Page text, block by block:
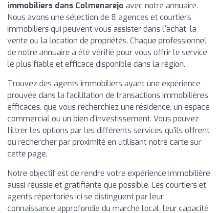
immobiliers dans Colmenarejo avec notre annuaire.
Nous avons une sélection de 8 agences et courtiers
immobiliers qui peuvent vous assister dans l'achat, la
vente ou la location de propriétés. Chaque professionnel
de notre annuaire a été vérifié pour vous offrir le service
le plus fiable et efficace disponible dans la région.
Trouvez des agents immobiliers ayant une expérience
prouvée dans la facilitation de transactions immobilières
efficaces, que vous recherchiez une résidence, un espace
commercial ou un bien d'investissement. Vous pouvez
filtrer les options par les différents services qu'ils offrent
ou rechercher par proximité en utilisant notre carte sur
cette page.
Notre objectif est de rendre votre expérience immobilière
aussi réussie et gratifiante que possible. Les courtiers et
agents répertoriés ici se distinguent par leur
connaissance approfondie du marché local, leur capacité